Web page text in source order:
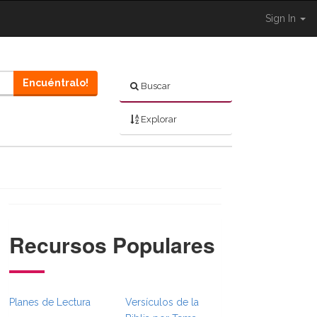
Sign In
Buscar
Explorar
Encuéntralo!
}} }} }}
Recursos Populares
Planes de Lectura
Versículos de la